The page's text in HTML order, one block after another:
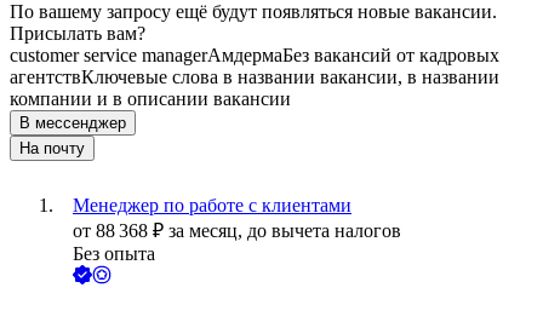
По вашему запросу ещё будут появляться новые вакансии.
Присылать вам?
customer service managerАмдермаБез вакансий от кадровых
агентствКлючевые слова в названии вакансии, в названии
компании и в описании вакансии
В мессенджер
На почту
Менеджер по работе с клиентами
от 88 368 ₽ за месяц, до вычета налогов
Без опыта